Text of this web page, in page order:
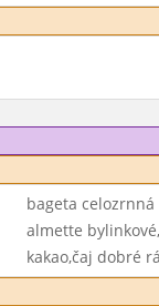
bageta celozrnná
almette
kakao,čaj dobré